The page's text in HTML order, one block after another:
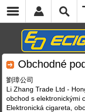
Obchodné
劉璋公司
Li Zhang Trade Ltd -
obchod s elektronickými
Elektronická cigareta,